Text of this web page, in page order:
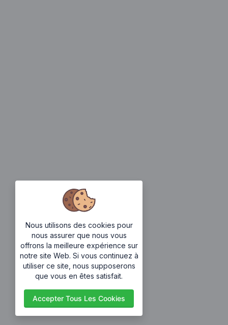
Nous utilisons des cookies pour
nous assurer que nous vous
offrons la meilleure expérience sur
notre site Web. Si vous continuez à
utiliser ce site, nous supposerons
que vous en êtes satisfait.
Accepter Tous Les Cookies